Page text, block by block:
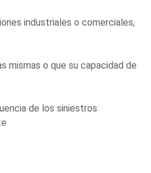
industriales o comerciales,
mismas o que su capacidad de
de los siniestros